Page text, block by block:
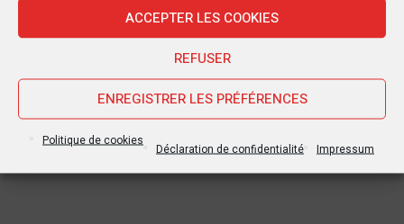
ACCEPTER LES COOKIES
REFUSER
ENREGISTRER LES PRÉFÉRENCES
Politique de cookies
Déclaration de confidentialité Impressum